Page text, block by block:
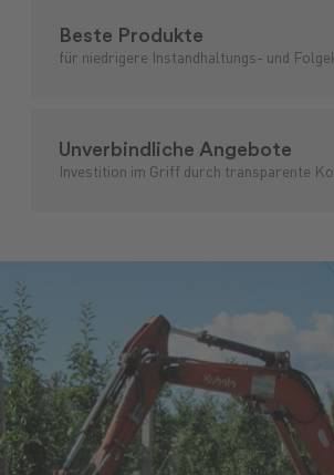
Beste Produkte
für niedrigere Instandhaltungs- und
Unverbindliche Angebote
Investition im Griff durch transparente